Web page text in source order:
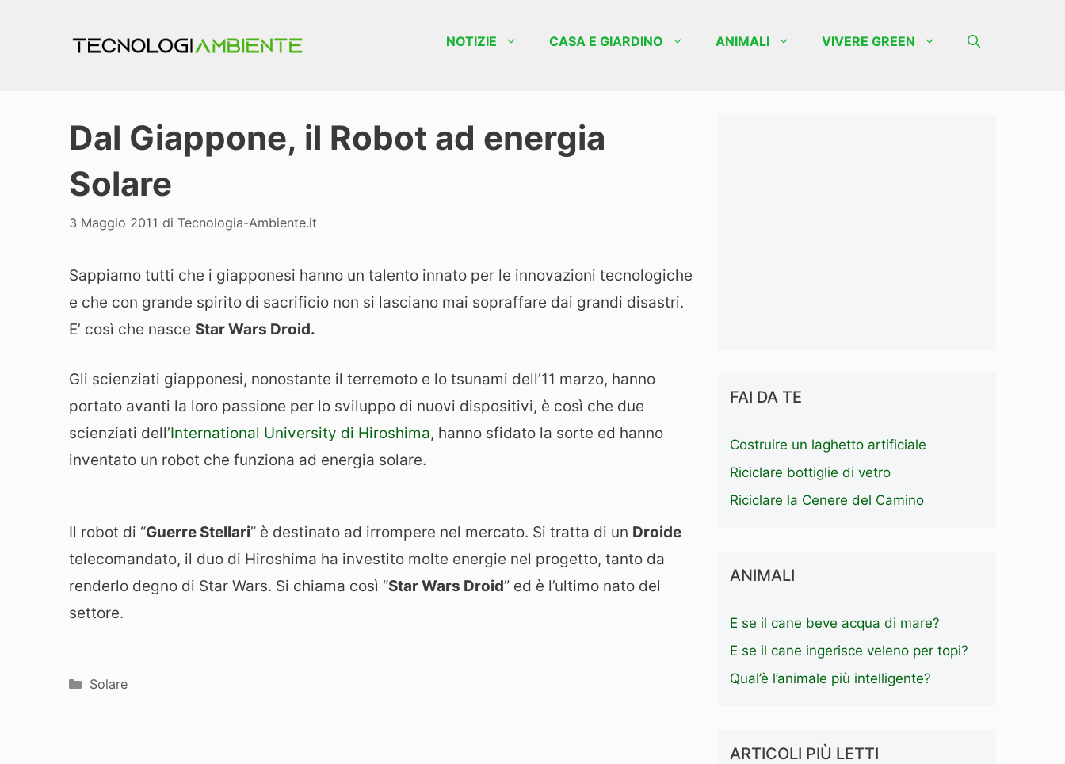
NOTIZIE CASA E GIARDINO ANIMALI VIVERE GREEN
Dal Giappone, il Robot ad energia
Solare
3 Maggio 2011 di Tecnologia-Ambiente.it
Sappiamo tutti che i giapponesi hanno un talento innato per le innovazioni tecnologiche
e che con grande spirito di sacrificio non si lasciano mai sopraffare dai grandi disastri.
E’ così che nasce Star Wars Droid.
Gli scienziati giapponesi, nonostante il terremoto e lo tsunami dell’11 marzo, hanno
portato avanti la loro passione per lo sviluppo di nuovi dispositivi, è così che due
scienziati dell’International University di Hiroshima, hanno sfidato la sorte ed hanno
inventato un robot che funziona ad energia solare.
Il robot di “Guerre Stellari” è destinato ad irrompere nel mercato. Si tratta di un Droide
telecomandato, il duo di Hiroshima ha investito molte energie nel progetto, tanto da
renderlo degno di Star Wars. Si chiama così “Star Wars Droid” ed è l’ultimo nato del
settore.
Categorie
Solare
FAI DA TE
Costruire un laghetto artificiale
Riciclare bottiglie di vetro
Riciclare la Cenere del Camino
ANIMALI
E se il cane beve acqua di mare?
E se il cane ingerisce veleno per topi?
Qual’è l’animale più intelligente?
ARTICOLI PIÙ LETTI